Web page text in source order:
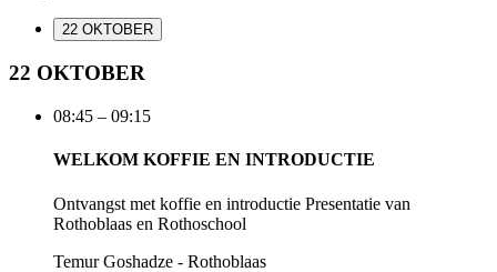
22 OKTOBER
22 OKTOBER
08:45 – 09:15
WELKOM KOFFIE EN INTRODUCTIE
Ontvangst met koffie en introductie Presentatie van
Rothoblaas en Rothoschool
Temur Goshadze - Rothoblaas